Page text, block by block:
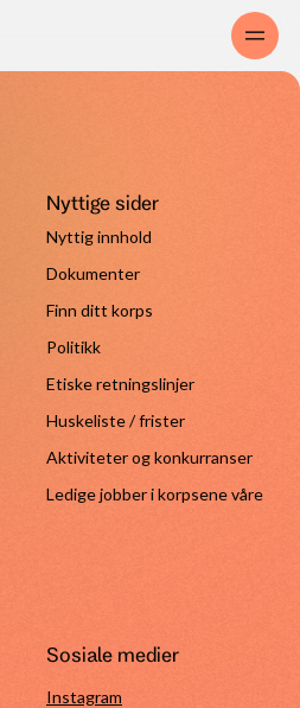
Nyttige sider
Nyttig innhold
Dokumenter
Finn ditt korps
Politikk
Etiske retningslinjer
Huskeliste / frister
Aktiviteter og konkurranser
Ledige jobber i korpsene våre
Sosiale medier
Instagram